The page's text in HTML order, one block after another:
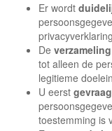
Er wordt
De
tot alleen de
legitieme
U eerst
toestemming is